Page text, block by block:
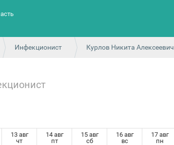
Инфекционист Курлов Никита Алексеевич
13 авг
чт
14 авг
пт
15 авг
сб
16 авг
вс
17 авг
пн